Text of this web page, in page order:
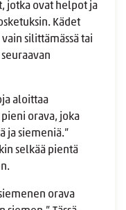
jotka ovat helpot ja
Kädet
silittämässä tai
aloittaa
orava, joka
ja siemeniä.”
selkää pientä
orava